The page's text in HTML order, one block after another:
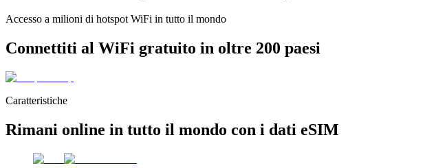
Accesso a milioni di hotspot WiFi in tutto il mondo
Connettiti al WiFi gratuito in oltre 200 paesi
Caratteristiche
Rimani online in tutto il mondo con i dati eSIM